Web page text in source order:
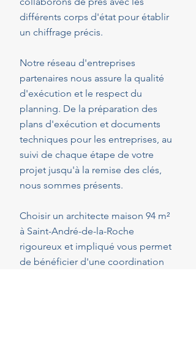
différents corps d'état pour établir
un chiffrage précis.
Notre réseau d'entreprises
partenaires nous assure la qualité
d'exécution et le respect du
planning. De la préparation des
plans d'exécution et documents
techniques pour les entreprises, au
suivi de chaque étape de votre
projet jusqu'à la remise des clés,
nous sommes présents.
Choisir un architecte maison 94 m²
à Saint-André-de-la-Roche
rigoureux et impliqué vous permet
de bénéficier d'une coordination